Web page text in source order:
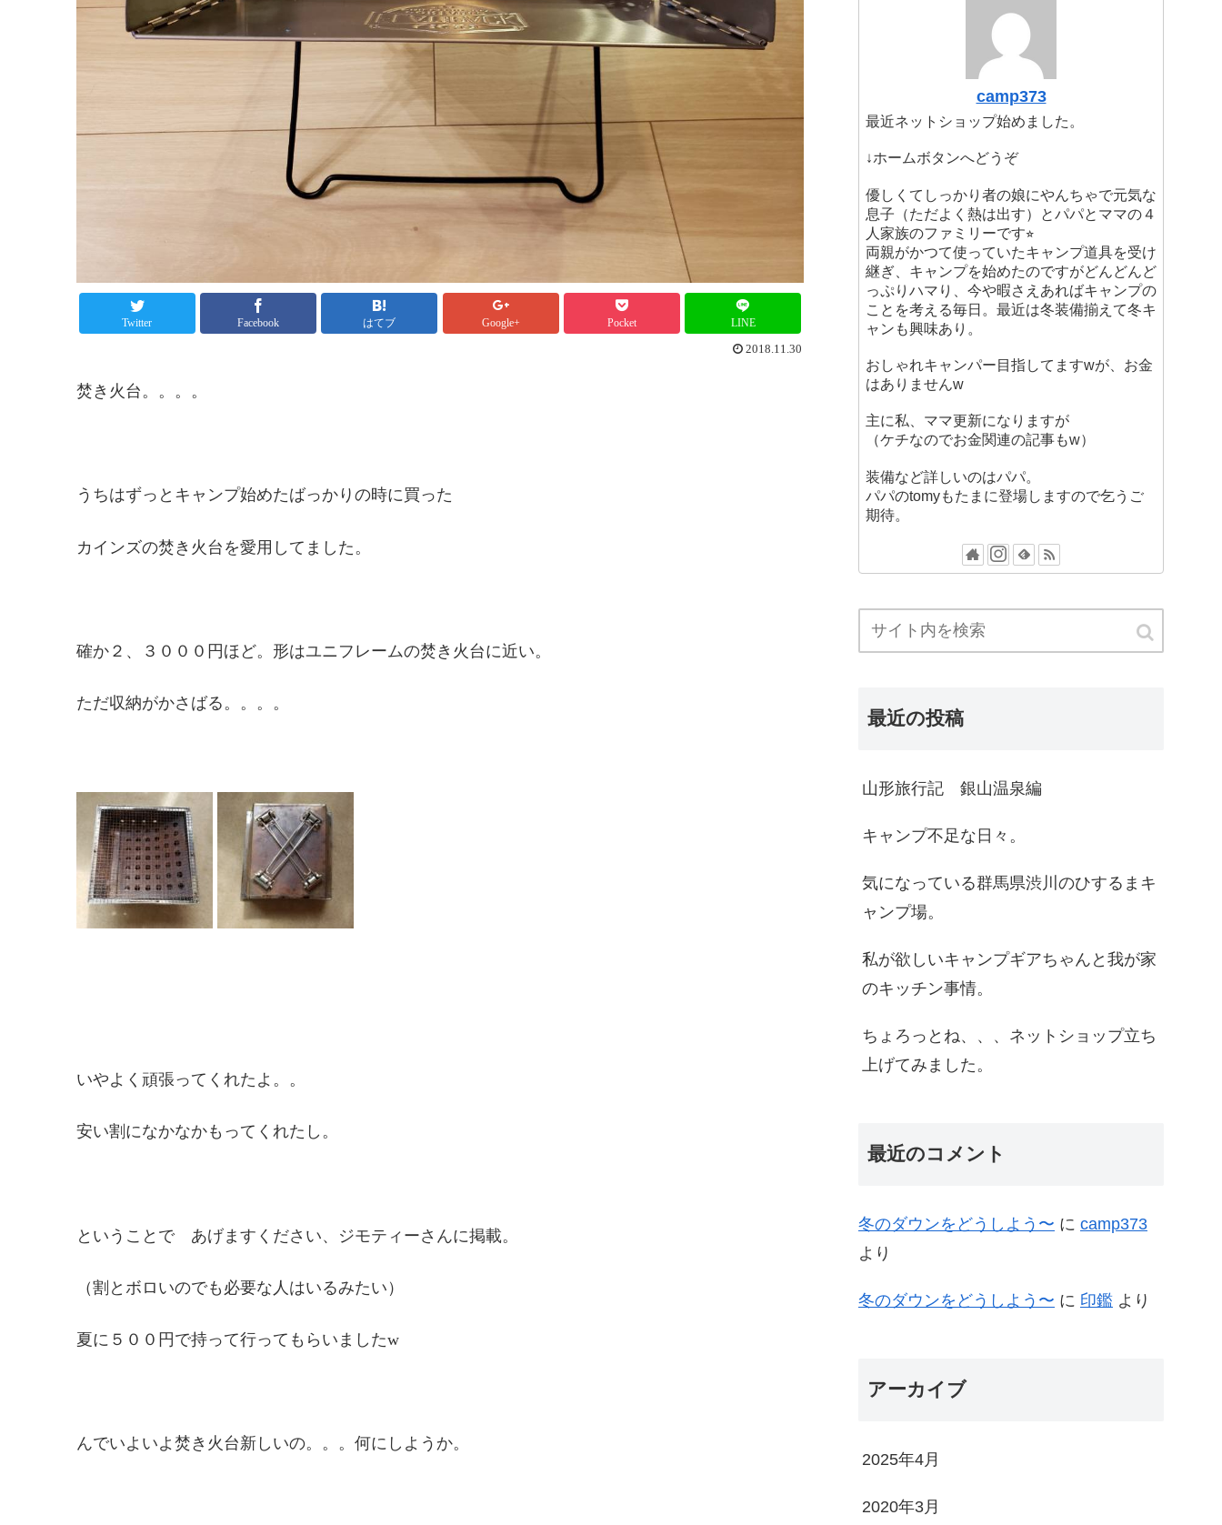
Twitter Facebook はてブ Google+ Pocket LINE
2018.11.30
焚き火台。。。。
うちはずっとキャンプ始めたばっかりの時に買った
カインズの焚き火台を愛用してました。
確か２、３０００円ほど。形はユニフレームの焚き火台に近い。
ただ収納がかさばる。。。。
いやよく頑張ってくれたよ。。
安い割になかなかもってくれたし。
ということで あげますください、ジモティーさんに掲載。
（割とボロいのでも必要な人はいるみたい）
夏に５００円で持って行ってもらいましたw
んでいよいよ焚き火台新しいの。。。何にしようか。
camp373
最近ネットショップ始めました。
↓ホームボタンへどうぞ
優しくてしっかり者の娘にやんちゃで元気な
息子（ただよく熱は出す）とパパとママの４
人家族のファミリーです⭐︎
両親がかつて使っていたキャンプ道具を受け
継ぎ、キャンプを始めたのですがどんどんど
っぷりハマり、今や暇さえあればキャンプの
ことを考える毎日。最近は冬装備揃えて冬キ
ャンも興味あり。
おしゃれキャンパー目指してますwが、お金
はありませんw
主に私、ママ更新になりますが
（ケチなのでお金関連の記事もw）
装備など詳しいのはパパ。
パパのtomyもたまに登場しますので乞うご
期待。
最近の投稿
山形旅行記 銀山温泉編
キャンプ不足な日々。
気になっている群馬県渋川のひするまキ
ャンプ場。
私が欲しいキャンプギアちゃんと我が家
のキッチン事情。
ちょろっとね、、、ネットショップ立ち
上げてみました。
最近のコメント
冬のダウンをどうしよう〜 に camp373
より
冬のダウンをどうしよう〜 に 印鑑 より
アーカイブ
2025年4月
2020年3月